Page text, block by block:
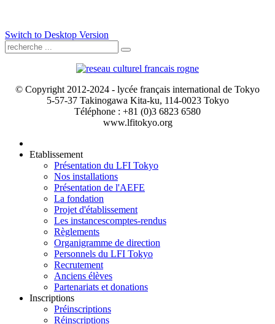
Switch to Desktop Version
© Copyright 2012-2024 - lycée français international de Tokyo
5-57-37 Takinogawa Kita-ku, 114-0023 Tokyo
Téléphone : +81 (0)3 6823 6580
www.lfitokyo.org
Etablissement
Présentation du LFI Tokyo
Nos installations
Présentation de l'AEFE
La fondation
Projet d'établissement
Les instancescomptes-rendus
Règlements
Organigramme de direction
Personnels du LFI Tokyo
Recrutement
Anciens élèves
Partenariats et donations
Inscriptions
Préinscriptions
Réinscriptions